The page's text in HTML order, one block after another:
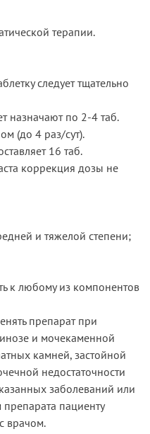
терапии.
следует тщательно
назначают по 2-4 таб.
(до 4 раз/сут).
16 таб.
коррекция дозы не
и тяжелой степени;
к любому из компонентов
препарат при
и мочекаменной
камней, застойной
недостаточности
заболеваний или
пациенту
врачом.